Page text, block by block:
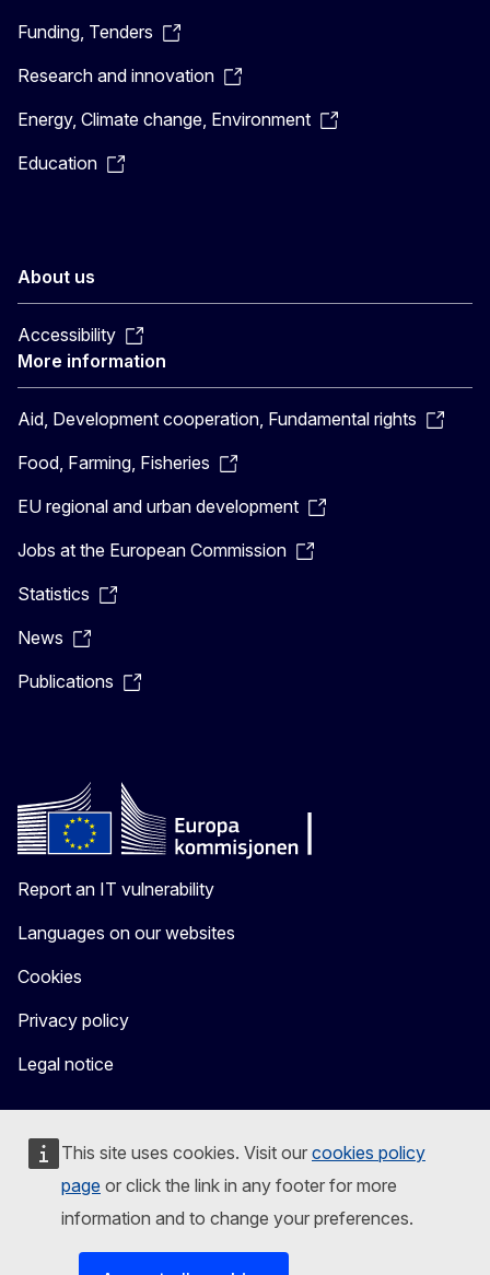
This site uses cookies. Visit our cookies policy
page or click the link in any footer for more
information and to change your preferences.
Funding, Tenders
Research and innovation
Energy, Climate change, Environment
Education
About us
Accessibility
More information
Aid, Development cooperation, Fundamental rights
Food, Farming, Fisheries
EU regional and urban development
Jobs at the European Commission
Statistics
News
Publications
Report an IT vulnerability
Languages on our websites
Cookies
Privacy policy
Legal notice